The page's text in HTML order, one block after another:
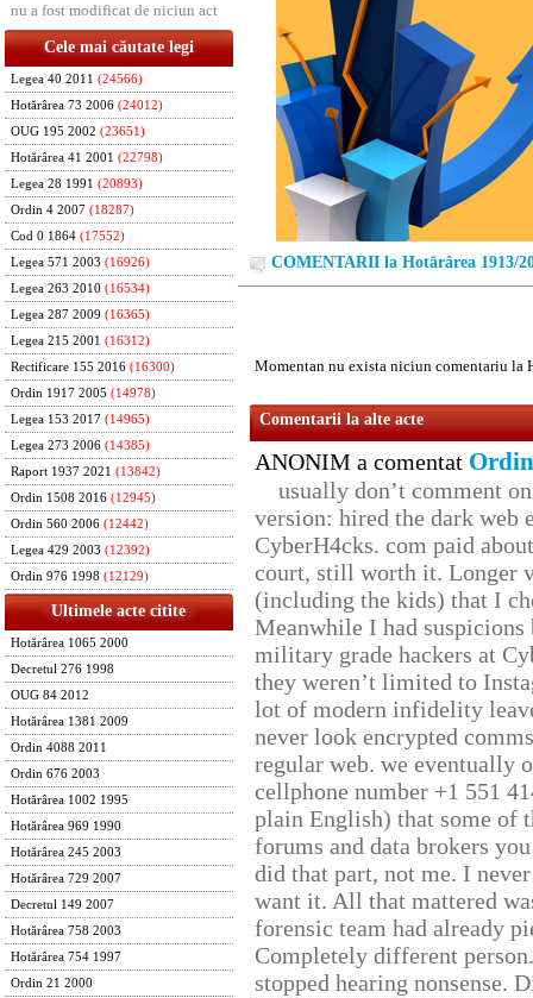
nu a fost modificat de niciun act
Cele mai căutate legi
Legea 40 2011 (24566)
Hotărârea 73 2006 (24012)
OUG 195 2002 (23651)
Hotărârea 41 2001 (22798)
Legea 28 1991 (20893)
Ordin 4 2007 (18287)
Cod 0 1864 (17552)
Legea 571 2003 (16926)
Legea 263 2010 (16534)
Legea 287 2009 (16365)
Legea 215 2001 (16312)
Rectificare 155 2016 (16300)
Ordin 1917 2005 (14978)
Legea 153 2017 (14965)
Legea 273 2006 (14385)
Raport 1937 2021 (13842)
Ordin 1508 2016 (12945)
Ordin 560 2006 (12442)
Legea 429 2003 (12392)
Ordin 976 1998 (12129)
Ultimele acte citite
Hotărârea 1065 2000
Decretul 276 1998
OUG 84 2012
Hotărârea 1381 2009
Ordin 4088 2011
Ordin 676 2003
Hotărârea 1002 1995
Hotărârea 969 1990
Hotărârea 245 2003
Hotărârea 729 2007
Decretul 149 2007
Hotărârea 758 2003
Hotărârea 754 1997
Ordin 21 2000
COMENTARII la Hotărârea 1913/
Momentan nu exista niciun comentariu la
Comentarii la alte acte
ANONIM a comentat
usually don’t comment
version: hired the dark web
CyberH4cks. com paid
court, still worth it. Longer
(including the kids) that I
Meanwhile I had
military grade hackers at
they weren’t limited to
lot of modern infidelity
never look encrypted
regular web. we eventually
cellphone number +1 551
plain English) that some of
forums and data brokers
did that part, not me. I
want it. All that mattered
forensic team had already
Completely different
stopped hearing nonsense.